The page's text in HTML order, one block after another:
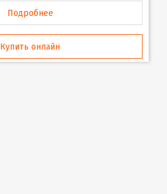
Подробнее
Купить онлайн